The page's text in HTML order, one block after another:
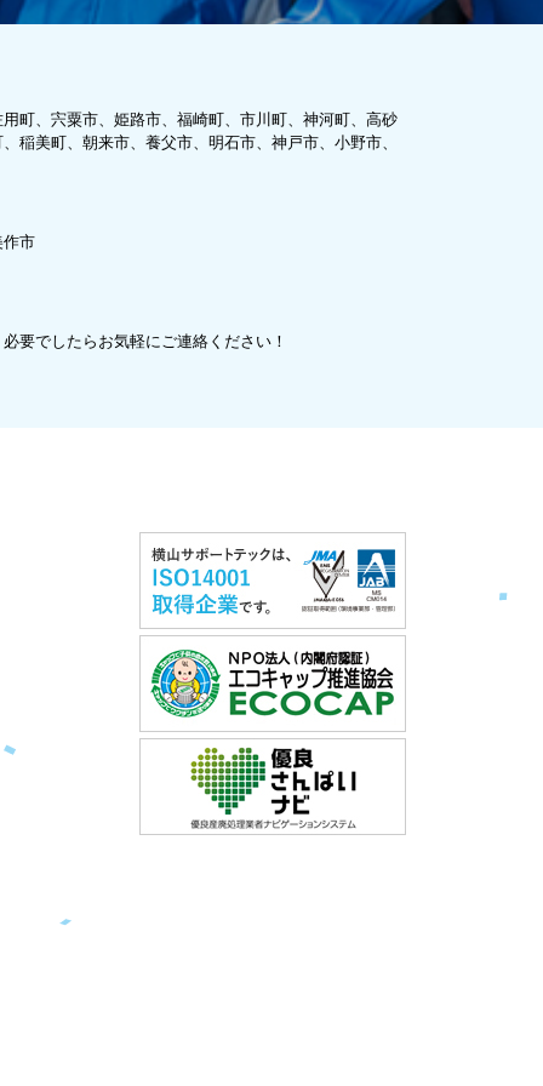
町、宍粟市、姫路市、福崎町、市川町、神河町、高砂
稲美町、朝来市、養父市、明石市、神戸市、小野市、
作市
要でしたらお気軽にご連絡ください！